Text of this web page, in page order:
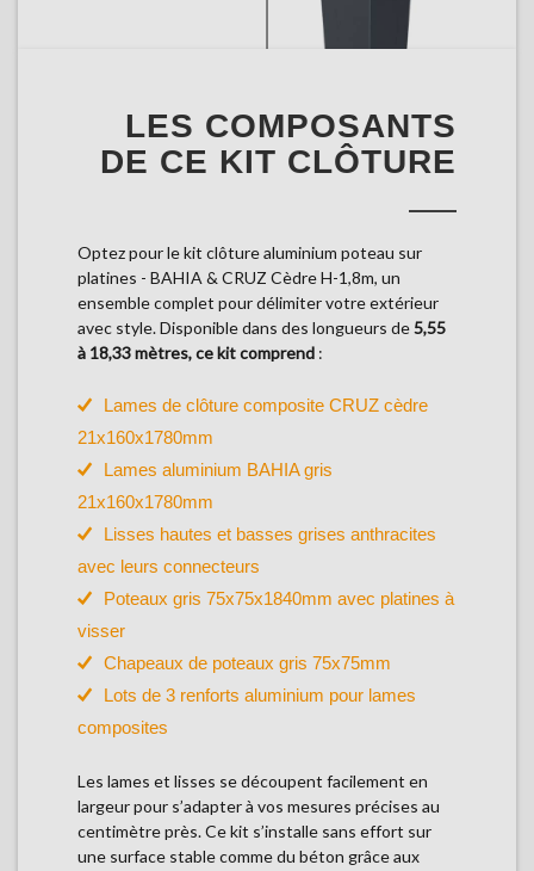
LES COMPOSANTS
DE CE KIT CLÔTURE
Optez pour le kit clôture aluminium poteau sur
platines - BAHIA & CRUZ Cèdre H-1,8m, un
ensemble complet pour délimiter votre extérieur
avec style. Disponible dans des longueurs de5,55
à 18,33 mètres, ce kit comprend :
Lames de clôture composite CRUZ cèdre
21x160x1780mm
Lames aluminium BAHIA gris
21x160x1780mm
Lisses hautes et basses grises anthracites
avec leurs connecteurs
Poteaux gris 75x75x1840mm avec platines à
visser
Chapeaux de poteaux gris 75x75mm
Lots de 3 renforts aluminium pour lames
composites
Les lames et lisses se découpent facilement en
largeur pour s’adapter à vos mesures précises au
centimètre près. Ce kit s’installe sans effort sur
une surface stable comme du béton grâce aux